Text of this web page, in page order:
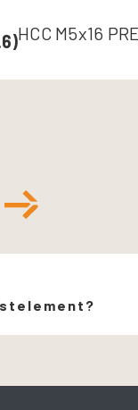
HCC M5x16